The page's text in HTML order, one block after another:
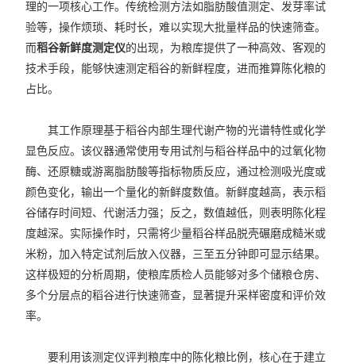
理的一项核心工作。传统检测方法如脂肪酸值测定、发芽率试
验等，操作烦琐、耗时长，难以实现大批量样品的快速筛查。
而稻谷新鲜度测定仪的出现，为粮库提供了一种高效、客观的
技术手段，能够快速测定稻谷的新鲜程度，进而推算陈化粮的
占比。
其工作原理基于稻谷内部生理代谢产物的光谱特性或化学
显色反应。该仪器通常使用专用试剂与稻谷样品中的过氧化物
酶、还原糖或游离脂肪酸等指标物质反应，通过检测吸光度或
颜色变化，输出一个量化的新鲜度数值。新鲜度越高，表示稻
谷储存时间短、代谢活力强；反之，数值越低，则表明陈化程
度越深。实际操作时，只需将少量稻谷样品脱壳碾磨成糙米或
米粉，加入特定试剂后放入仪器，三至五分钟即可显示结果。
这样极短的分析周期，使粮库质检人员能够对多个储粮仓房、
多个分层点的稻谷进行快速筛查，显著提升采样密度和评价效
率。
要利用该测定仪评判粮库中的陈化粮比例，核心在于建立